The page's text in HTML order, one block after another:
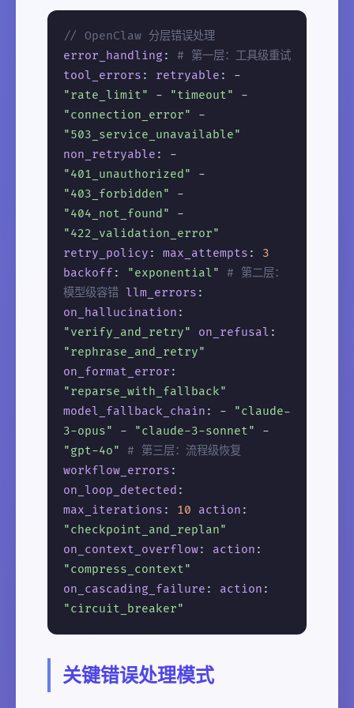
// OpenClaw 分层错误处理
error_handling : # 第一层：工具级重试
tool_errors : retryable : -
"rate_limit"
- "timeout"
-
"connection_error"
-
"503_service_unavailable"
non_retryable : -
"401_unauthorized"
-
"403_forbidden"
-
"404_not_found"
-
"422_validation_error"
retry_policy : max_attempts : 3
backoff : "exponential"
# 第二层：
模型级容错 llm_errors :
on_hallucination :
"verify_and_retry"
on_refusal :
"rephrase_and_retry"
on_format_error :
"reparse_with_fallback"
model_fallback_chain : -
"claude-
3-opus"
- "claude-3-sonnet"
-
"gpt-4o"
# 第三层：流程级恢复
workflow_errors :
on_loop_detected :
max_iterations : 10 action :
"checkpoint_and_replan"
on_context_overflow: action :
"compress_context"
on_cascading_failure : action :
"circuit_breaker"
关键错误处理模式